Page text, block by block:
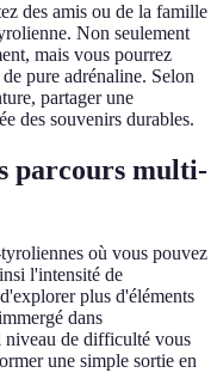
des amis ou de la famille
Non seulement
mais vous pourrez
pure adrénaline. Selon
partager une
des souvenirs durables.
parcours multi-
où vous pouvez
l'intensité de
plus d'éléments
dans
niveau de difficulté vous
une simple sortie en